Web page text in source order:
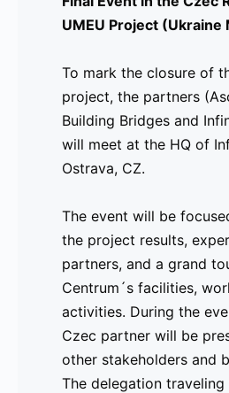
UMEU Project (Ukraine
To mark the closure of
project, the partners
Building Bridges and
will meet at the HQ of
Ostrava, CZ.
The event will be
the project results,
partners, and a grand
Centrum´s facilities,
activities. During the
Czec partner will be
other stakeholders and
The delegation
imágenes y acceder a
Comunicado de Prensa
Evento Final en la
Con motivo del cierre
Centrum) se reunirán
El evento se centrará
un recorrido por las
evento, estará presente
delegación que viajará
asociación, comoJosé